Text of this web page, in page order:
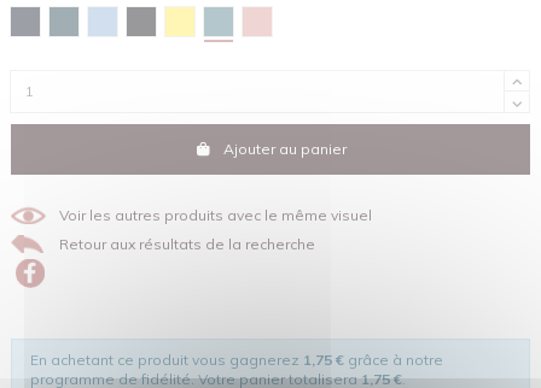
Ajouter au panier
Voir les autres produits avec le même visuel
Retour aux résultats de la recherche
En achetant ce produit vous gagnerez 1,75 € grâce à notre
programme de fidélité. Votre panier totalisera1,75 €.